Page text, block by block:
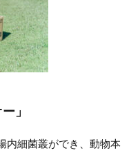
」
内細菌叢ができ、動物本